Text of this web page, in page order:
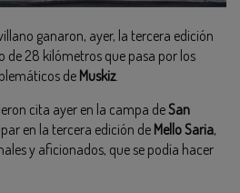
ganaron, ayer, la tercera edición
de 28 kilómetros que pasa por los
de Muskiz.
cita ayer en la campa deSan
en la tercera edición de Mello Saria,
y aficionados, que se podía hacer